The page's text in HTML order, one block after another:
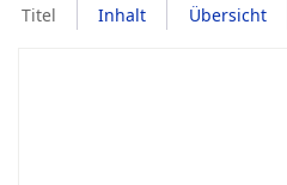
Titel Inhalt Übersicht